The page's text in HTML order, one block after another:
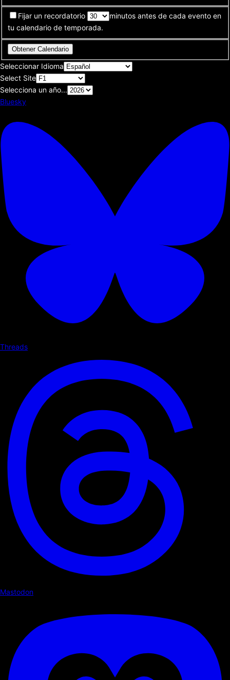
Fijar un recordatorio
minutos antes de cada evento en
tu calendario de temporada.
Obtener Calendario
Seleccionar Idioma
Select Site
Selecciona un año...
Bluesky
Threads
Mastodon